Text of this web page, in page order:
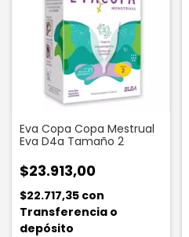
Eva Copa Copa Mestrual
Eva D4a Tamaño 2
$23.913,00
$22.717,35 con
Transferencia o
depósito